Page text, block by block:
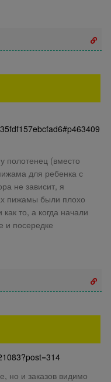
полотенец (вместо
для ребенка с
не зависит, я
пижамы были плохо
то, а когда начали
и посередке
но и заказов видимо